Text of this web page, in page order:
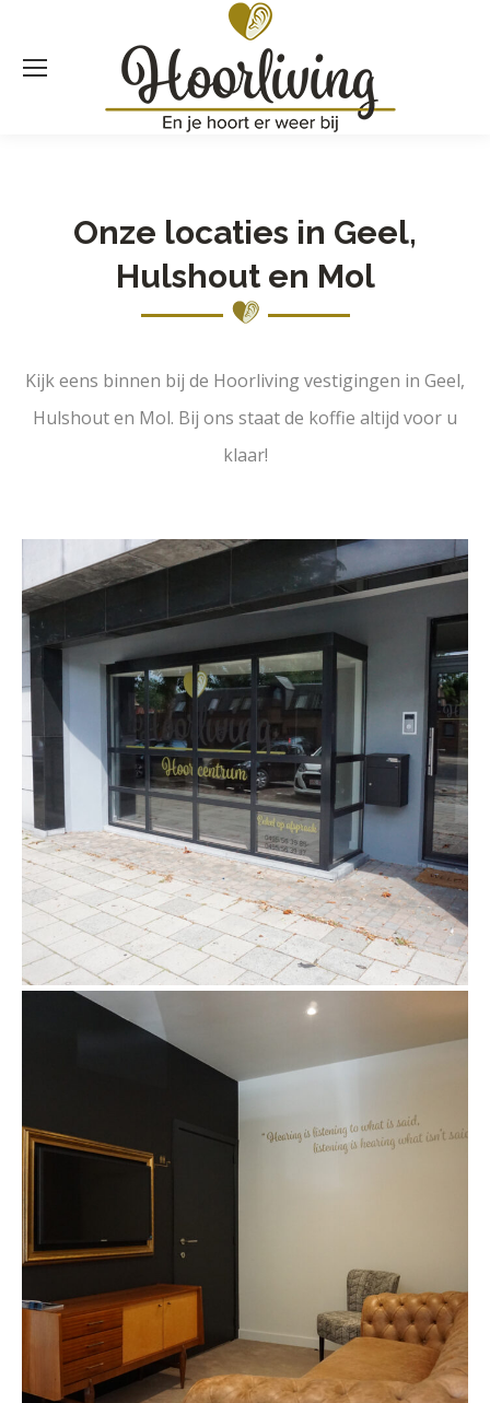
Onze locaties in Geel,
Hulshout en Mol
Kijk eens binnen bij de Hoorliving vestigingen in Geel,
Hulshout en Mol. Bij ons staat de koffie altijd voor u
klaar!